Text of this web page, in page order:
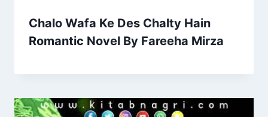
Chalo Wafa Ke Des Chalty Hain
Romantic Novel By Fareeha Mirza